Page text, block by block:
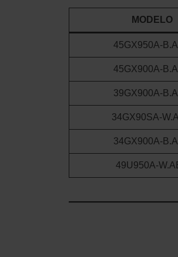
MODELO
45GX950A-
45GX900A-
39GX900A-
34GX90SA-
34GX900A-
49U950A-